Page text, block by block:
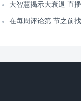
大智慧揭示大衰退 直
在每周评论第:节之前